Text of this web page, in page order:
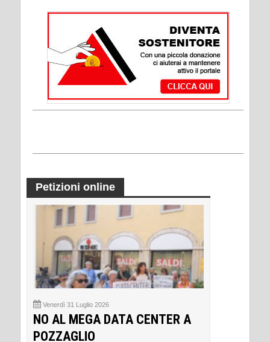
Petizioni online
Venerdì 31 Luglio 2026
NO AL MEGA DATA CENTER A
POZZAGLIO